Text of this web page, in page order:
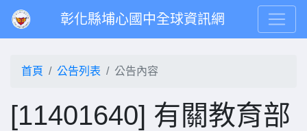
彰化縣埔心國中全球資訊網
首頁 公告列表 公告內容
[11401640] 有關教育部